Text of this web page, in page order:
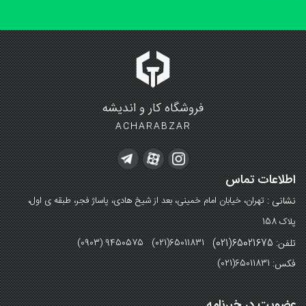
فروشگاه کار و اندیشه
ACHARABZAR
اطلاعات تماس
نشانی :تهران، خیابان امام خمینی، بعد از شیخ هادی، پاساژ فجر، طبقه ی اول،
پلاک 158
تلفن: 65021675(021) (0903) 9450575 (021)65011831
فکس:(021)65011831